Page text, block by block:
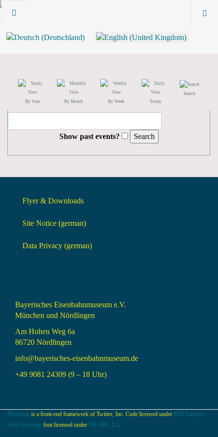
By Year By Month By Week Today
Search
Show past events?
Flyer & Downloads
Site Notice (german)
Data Privacy (german)
Bayerisches Eisenbahnmuseum e.V.
München und Nördlingen
Am Hohen Weg 6a
86720 Nördlingen
info@bayerisches-eisenbahnmuseum.de
+49 9081 24309 (9 – 18 Uhr)
Bootstrap is a front-end framework of Twitter, Inc. Code licensed under MIT License.
Font Awesome font licensed under SIL OFL 1.1 .